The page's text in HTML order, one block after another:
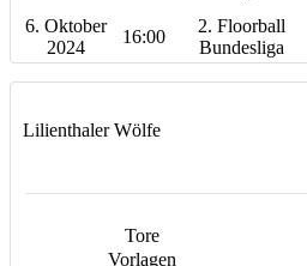
6. Oktober
2024
16:00
2. Floorball
Bundesliga
Lilienthaler Wölfe